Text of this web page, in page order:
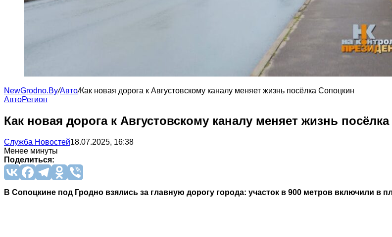
NewGrodno.By/Авто/Как новая дорога к Августовскому каналу меняет жизнь посёлка Сопоцкин
АвтоРегион
Как новая дорога к Августовскому каналу меняет жизнь
Служба Новостей18.07.2025, 16:38
Менее минуты
Поделиться:
В Сопоцкине под Гродно взялись за главную дорогу города: участок в 900 метров включили в